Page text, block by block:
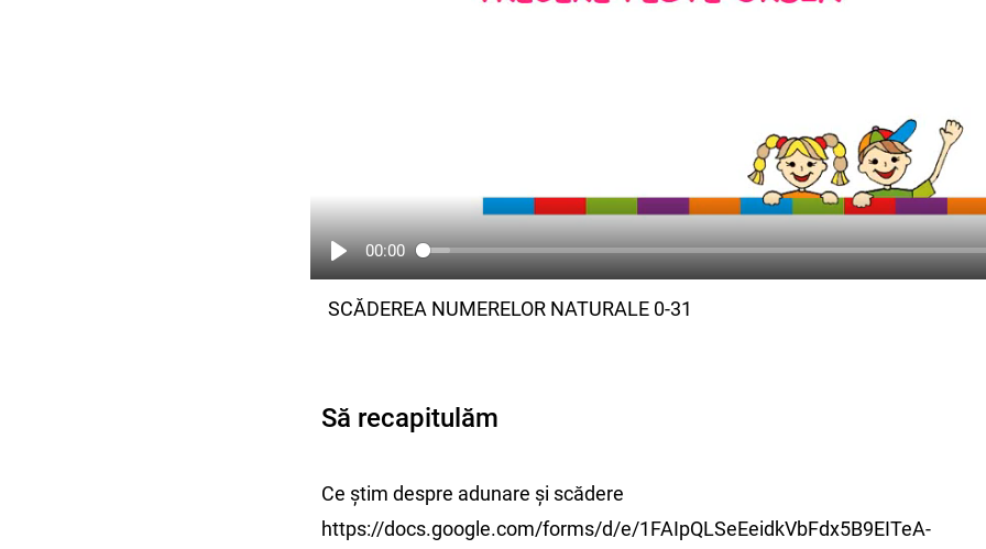
00:00
SCĂDEREA NUMERELOR NATURALE 0-31
Să recapitulăm
Ce știm despre adunare și scădere
https://docs.google.com/forms/d/e/1FAIpQLSeEeidkVbFdx5B9EITeA-